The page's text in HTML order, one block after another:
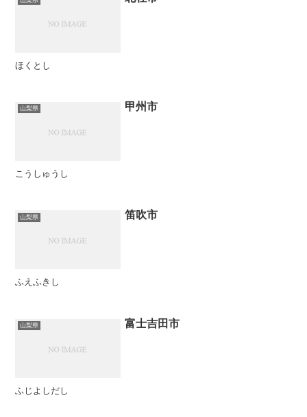
ほくとし
山梨県 甲州市
こうしゅうし
山梨県 笛吹市
ふえふきし
山梨県 富士吉田市
ふじよしだし